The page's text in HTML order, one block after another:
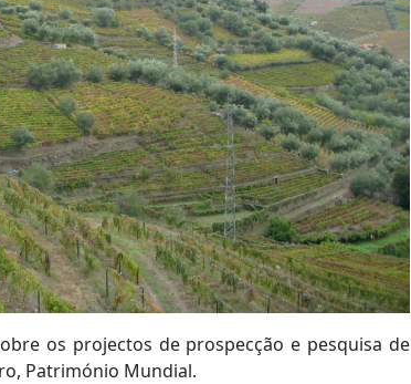
os projectos de prospecção e pesquisa de
Património Mundial.